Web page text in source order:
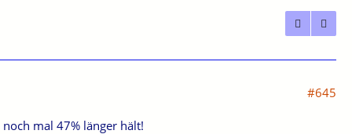
#645
mal 47% länger hält!